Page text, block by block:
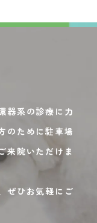
器系の診療に力
のために駐車場
来院いただけま
ぜひお気軽にご